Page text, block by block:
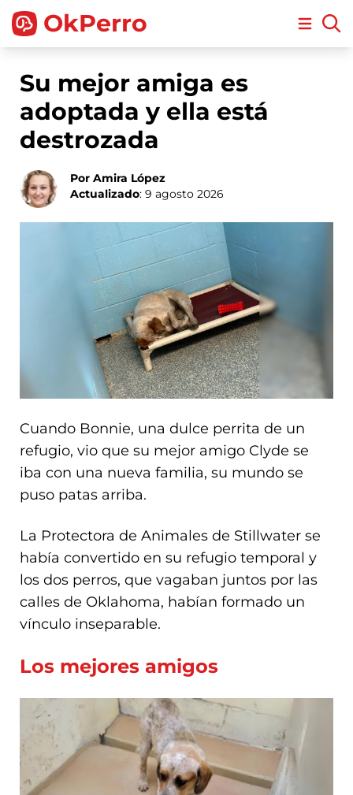
OkPerro Open
Su mejor amiga es
adoptada y ella está
destrozada
Por Amira López
Actualizado: 9 agosto 2026
Cuando Bonnie, una dulce perrita de un
refugio, vio que su mejor amigo Clyde se
iba con una nueva familia, su mundo se
puso patas arriba.
La Protectora de Animales de Stillwater se
había convertido en su refugio temporal y
los dos perros, que vagaban juntos por las
calles de Oklahoma, habían formado un
vínculo inseparable.
Los mejores amigos